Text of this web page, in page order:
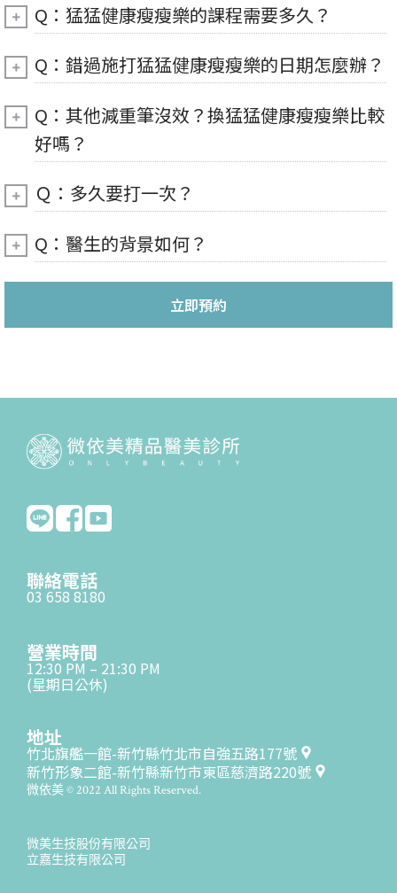
Q：猛猛健康瘦瘦樂的課程需要多久？
Q：錯過施打猛猛健康瘦瘦樂的日期怎麼辦？
Q：其他減重筆沒效？換猛猛健康瘦瘦樂比較
好嗎？
Ｑ：多久要打一次？
Q：醫生的背景如何？
立即預約
聯絡電話
03 658 8180
營業時間
12:30 PM – 21:30 PM
(星期日公休)
地址
竹北旗艦一館-新竹縣竹北市自強五路177號
新竹形象二館-新竹縣新竹市東區慈濟路220號
微依美 © 2022 All Rights Reserved.
微美生技股份有限公司
立嘉生技有限公司